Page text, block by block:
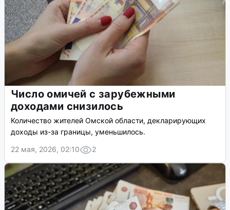
Число омичей с зарубежными
доходами снизилось
Количество жителей Омской области, декларирующих
доходы из-за границы, уменьшилось.
22 мая, 2026, 02:10
2